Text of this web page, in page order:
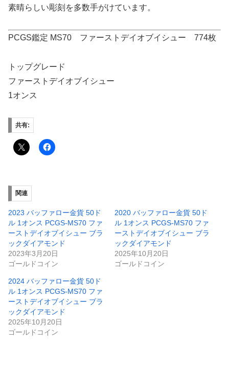
素晴らしい彫刻を多数手がけています。
PCGS鑑定 MS70 ファーストデイオブイシュー 774枚
トップグレード
ファーストデイオブイシュー
1オンス
共有:
関連
2023 バッファロー金貨 50ド
ル 1オンス PCGS-MS70 ファ
ーストデイオブイシュー ブラ
ックダイアモンド
2023年3月20日
ゴールドコイン
2020 バッファロー金貨 50ド
ル 1オンス PCGS-MS70 ファ
ーストデイオブイシュー ブラ
ックダイアモンド
2025年10月20日
ゴールドコイン
2024 バッファロー金貨 50ド
ル 1オンス PCGS-MS70 ファ
ーストデイオブイシュー ブラ
ックダイアモンド
2025年10月20日
ゴールドコイン